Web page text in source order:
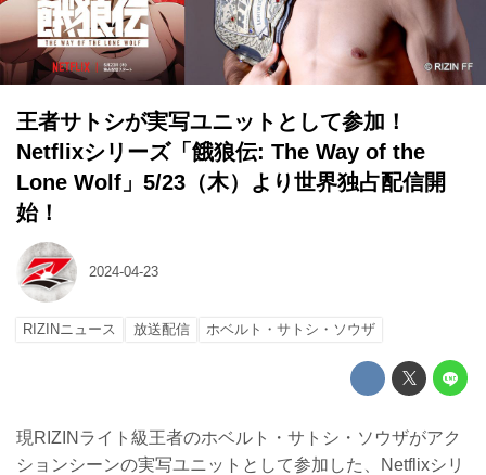
王者サトシが実写ユニットとして参加！
Netflixシリーズ「餓狼伝: The Way of the
Lone Wolf」5/23（木）より世界独占配信開
始！
2024-04-23
RIZINニュース 放送配信 ホベルト・サトシ・ソウザ
現RIZINライト級王者のホベルト・サトシ・ソウザがアク
ションシーンの実写ユニットとして参加した、Netflixシリ